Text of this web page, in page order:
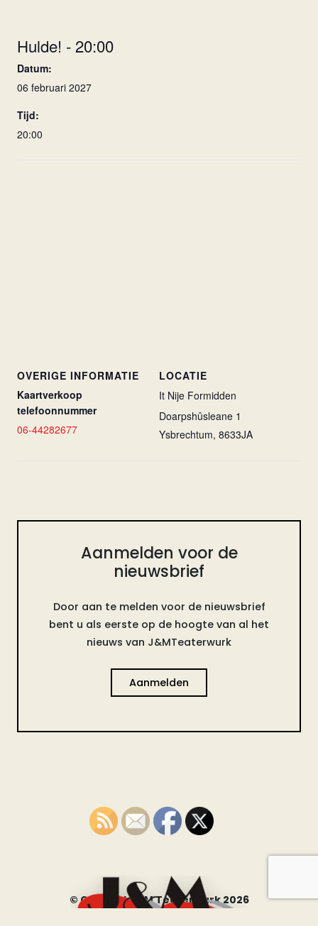
Hulde! - 20:00
Datum:
06 februari 2027
Tijd:
20:00
LOCATIE
It Nije Formidden
Doarpshûsleane 1
Ysbrechtum, 8633JA
OVERIGE INFORMATIE
Kaartverkoop
telefoonnummer
06-44282677
Aanmelden voor de
nieuwsbrief
Door aan te melden voor de nieuwsbrief
bent u als eerste op de hoogte van al het
nieuws van J&MTeaterwurk
Aanmelden
© Copyright JM Teaterwurk 2026